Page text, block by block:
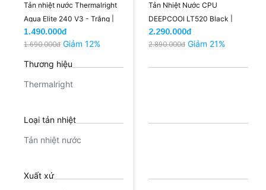
Tản nhiệt nước Thermalright
Aqua Elite 240 V3 - Trắng |
ARGB
1.490.000đ
1.690.000đ Giảm 12%
Thương hiệu
Thermalright
Loại tản nhiệt
Tản nhiệt nước
Xuất xứ
Tản Nhiệt Nước CPU
DEEPCOOl LT520 Black |
New
2.290.000đ
2.890.000đ Giảm 21%